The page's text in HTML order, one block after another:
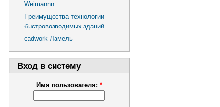
Weimannn
Преимущества технологии
быстровозводимых зданий
cadwork Ламель
Вход в систему
Имя пользователя: *